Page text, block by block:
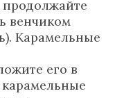
продолжайте
венчиком
Карамельные
его в